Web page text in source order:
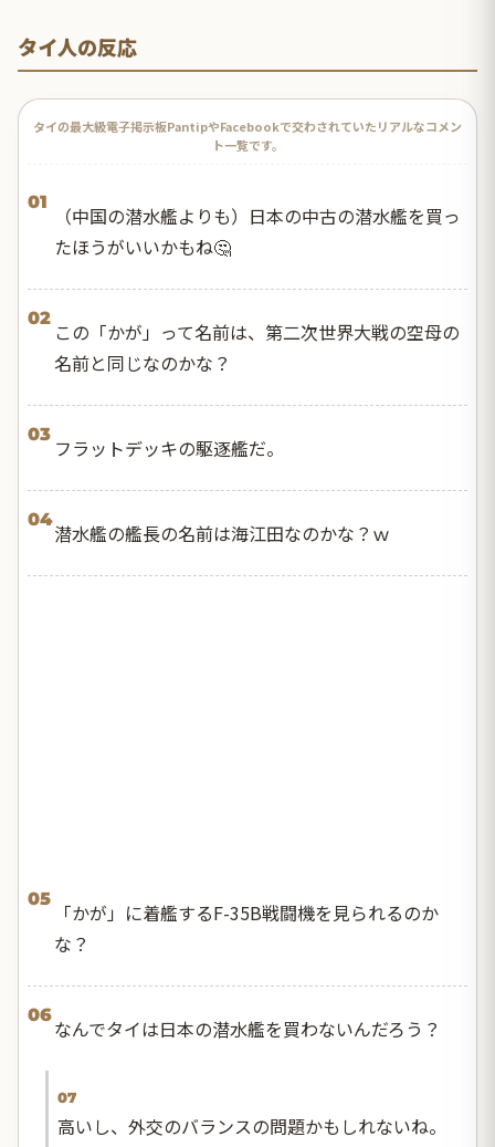
タイ人の反応
タイの最大級電子掲示板PantipやFacebookで交わされていたリアルなコメン
ト一覧です。
01
（中国の潜水艦よりも）日本の中古の潜水艦を買っ
たほうがいいかもね🤔
02
この「かが」って名前は、第二次世界大戦の空母の
名前と同じなのかな？
03
フラットデッキの駆逐艦だ。
04
潜水艦の艦長の名前は海江田なのかな？ｗ
05
「かが」に着艦するF-35B戦闘機を見られるのか
な？
06
なんでタイは日本の潜水艦を買わないんだろう？
07
高いし、外交のバランスの問題かもしれないね。